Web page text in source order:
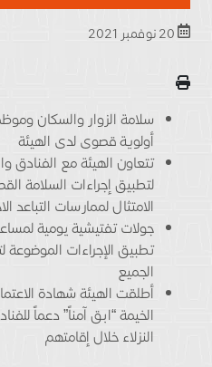
سلامة الزوار والسكان
أولوية قصوى لدى الهيئة
تتعاون الهيئة مع الفنادق
لتطبيق إجراءات السلامة
الامتثال لممارسات التباعد
جولات تفتيشية يومية
تطبيق الإجراءات الموضوعة
الجميع
أطلقت الهيئة شهادة
الخيمة “ابق آمناً” دعماً
النزلاء خلال إقامتهم